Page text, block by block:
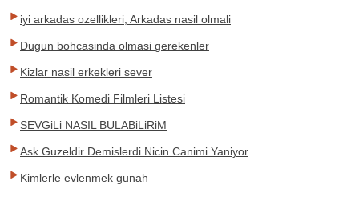
iyi arkadas ozellikleri, Arkadas nasil olmali
Dugun bohcasinda olmasi gerekenler
Kizlar nasil erkekleri sever
Romantik Komedi Filmleri Listesi
SEVGiLi NASIL BULABiLiRiM
Ask Guzeldir Demislerdi Nicin Canimi Yaniyor
Kimlerle evlenmek gunah